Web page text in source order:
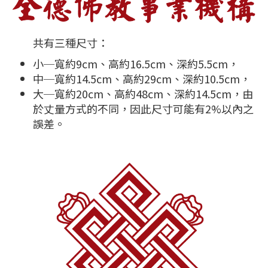
共有三種尺寸：
小─寬約9cm、高約16.5cm、深約5.5cm，
中─寬約14.5cm、高約29cm、深約10.5cm，
大─寬約20cm、高約48cm、深約14.5cm，由
於丈量方式的不同，因此尺寸可能有2%以內之
誤差。